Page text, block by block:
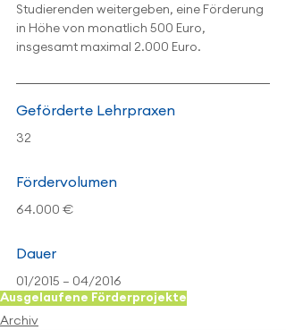
Studierenden weitergeben, eine Förderung
in Höhe von monatlich 500 Euro,
insgesamt maximal 2.000 Euro.
Geförderte Lehrpraxen
32
Fördervolumen
64.000 €
Dauer
01/2015 – 04/2016
Ausgelaufene Förderprojekte
Archiv